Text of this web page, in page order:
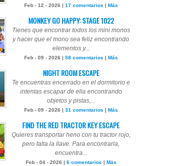
Feb - 12 - 2026 | 17 comentarios | Más
MONKEY GO HAPPY: STAGE 1022
Tienes que encontrar todos los mini monos
y hacer que el mono sea feliz encontrando
elementos y...
Feb - 09 - 2026 | 58 comentarios | Más
NIGHT ROOM ESCAPE
Te encuentras encerrado en el dormitorio e
intentas escapar de ella encontrando
objetos y pistas,...
Feb - 09 - 2026 | 31 comentarios | Más
FIND THE RED TRACTOR KEY ESCAPE
Quieres transportar heno con tu tractor rojo,
pero falta la llave. Para encontrarla,
encuentra...
Feb - 04 - 2026 | 6 comentarios | Más